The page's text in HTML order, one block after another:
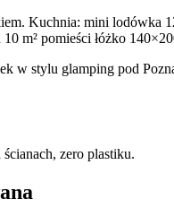
Kuchnia: mini
m² pomieści łóżko
w stylu glamping pod
zero plastiku.